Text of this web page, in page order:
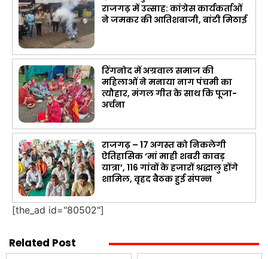
राजगढ़ में उत्साह: कांग्रेस कार्यकर्ताओं
ने जमकर की आतिशबाजी, बांटी मिठाई
रिंगनोद में अग्रवाल समाज की
महिलाओं ने मनाया नाग पंचमी का
त्यौहार, मंगल गीत के साथ कि पूजा-
अर्चना
राजगढ़ – 17 अगस्त को निकलेगी
ऐतिहासिक ‘मां माही शबरी कावड़
यात्रा’, 116 गांवों के हजारों श्रद्धालु होंगे
शामिल, वृहद बैठक हुई संपन्न
[the_ad id="80502"]
Related Post